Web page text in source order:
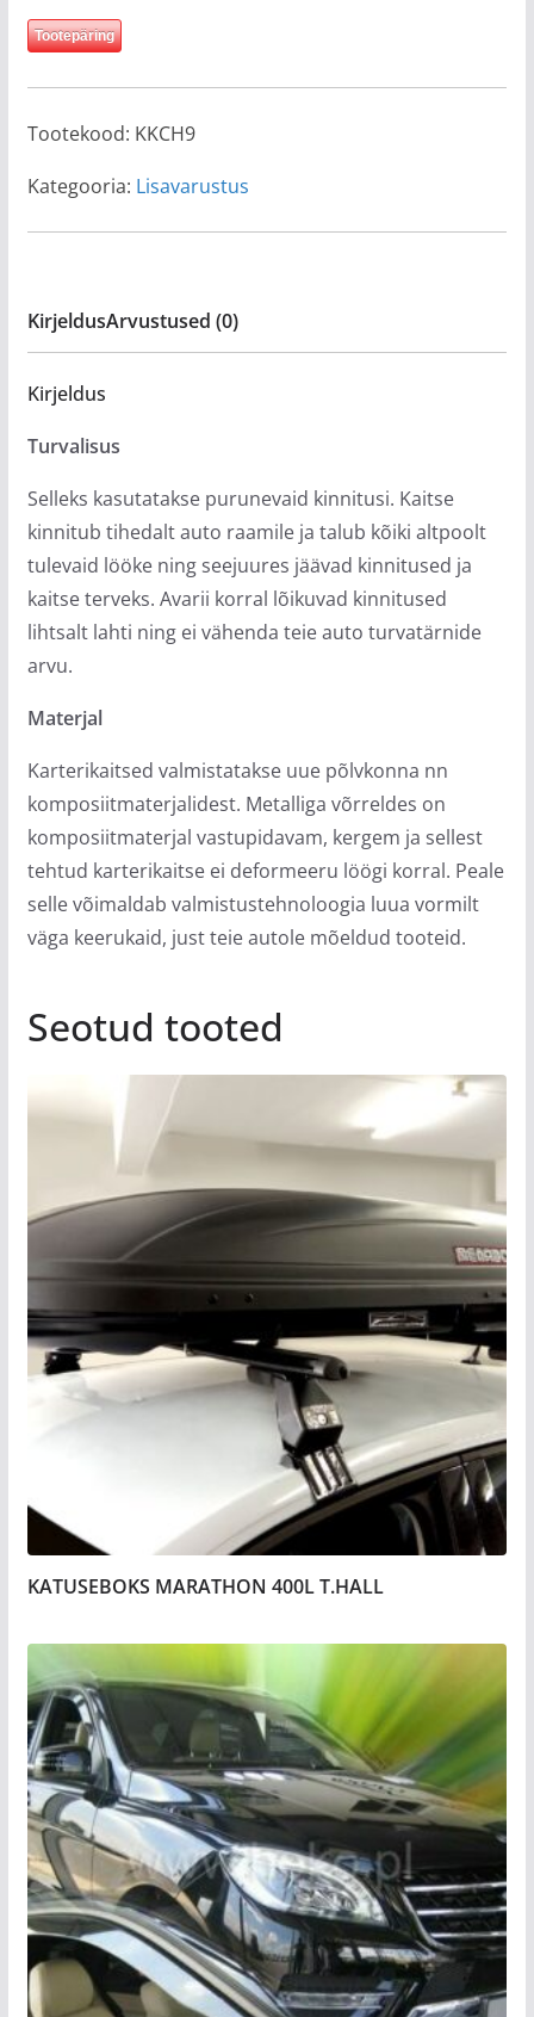
Tootepäring
Tootekood: KKCH9
Kategooria: Lisavarustus
KirjeldusArvustused (0)
Kirjeldus
Turvalisus
Selleks kasutatakse purunevaid kinnitusi. Kaitse
kinnitub tihedalt auto raamile ja talub kõiki altpoolt
tulevaid lööke ning seejuures jäävad kinnitused ja
kaitse terveks. Avarii korral lõikuvad kinnitused
lihtsalt lahti ning ei vähenda teie auto turvatärnide
arvu.
Materjal
Karterikaitsed valmistatakse uue põlvkonna nn
komposiitmaterjalidest. Metalliga võrreldes on
komposiitmaterjal vastupidavam, kergem ja sellest
tehtud karterikaitse ei deformeeru löögi korral. Peale
selle võimaldab valmistustehnoloogia luua vormilt
väga keerukaid, just teie autole mõeldud tooteid.
Seotud tooted
KATUSEBOKS MARATHON 400L T.HALL